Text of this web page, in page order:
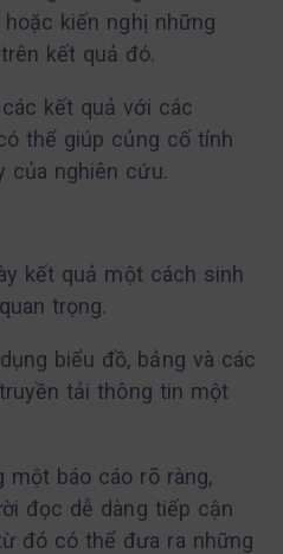
kiến nghị những
kết quả đó.
kết quả với các
thể giúp củng cố tính
của nghiên cứu.
kết quả một cách sinh
trọng.
biểu đồ, bảng và các
tải thông tin một
một báo cáo rõ ràng,
đọc dễ dàng tiếp cận
đó có thể đưa ra những